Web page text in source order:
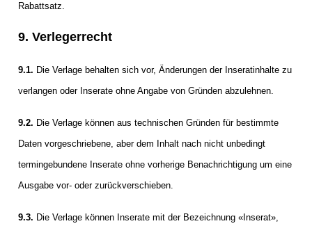
Rabattsatz.
9. Verlegerrecht
9.1. Die Verlage behalten sich vor, Änderungen der Inseratinhalte zu
verlangen oder Inserate ohne Angabe von Gründen abzulehnen.
9.2. Die Verlage können aus technischen Gründen für bestimmte
Daten vorgeschriebene, aber dem Inhalt nach nicht unbedingt
termingebundene Inserate ohne vorherige Benachrichtigung um eine
Ausgabe vor- oder zurückverschieben.
9.3. Die Verlage können Inserate mit der Bezeichnung «Inserat»,